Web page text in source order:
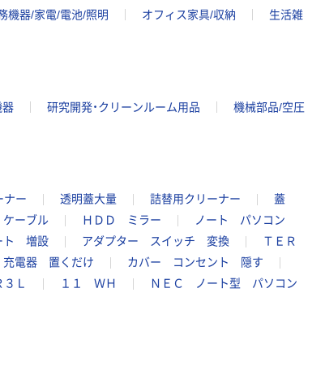
機器/家電/電池/照明 オフィス家具/収納
生活雑
器 研究開発・クリーンルーム用品
機械部品/空圧
ナー 透明蓋大量 詰替用クリーナー
蓋
ーブル ＨＤＤ ミラー
ノート パソコン
ト 増設 アダプター スイッチ 変換
ＴＥＲ
電器 置くだけ
カバー コンセント 隠す
Ｌ １１ ＷＨ ＮＥＣ ノート型 パソコン